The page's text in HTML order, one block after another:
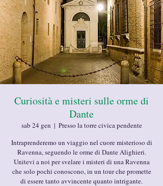
Curiosità e misteri sulle orme di
Dante
sab 24 gen
  |
Presso la torre civica pendente
Intraprenderemo un viaggio nel cuore misterioso di
Ravenna, seguendo le orme di Dante Alighieri.
Unitevi a noi per svelare i misteri di una Ravenna
che solo pochi conoscono, in un tour che promette
di essere tanto avvincente quanto intrigante.